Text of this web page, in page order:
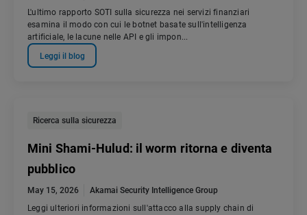
L'ultimo rapporto SOTI sulla sicurezza nei servizi finanziari
esamina il modo con cui le botnet basate sull'intelligenza
artificiale, le lacune nelle API e gli impon...
Leggi il blog
Ricerca sulla sicurezza
Mini Shami-Hulud: il worm ritorna e diventa
pubblico
May 15, 2026
Akamai Security Intelligence Group
Leggi ulteriori informazioni sull'attacco alla supply chain di